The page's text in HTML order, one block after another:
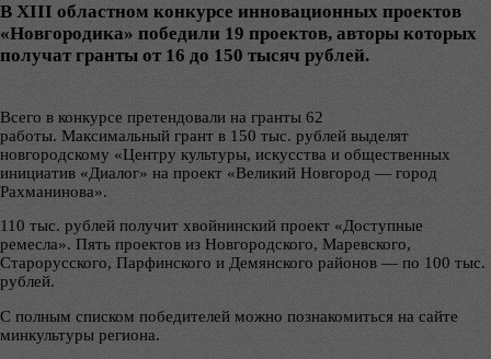
В XIII областном конкурсе инновационных проектов
«Новгородика» победили 19 проектов, авторы которых
получат гранты от 16 до 150 тысяч рублей.
Всего в конкурсе претендовали на гранты 62
работы. Максимальный грант в 150 тыс. рублей выделят
новгородскому «Центру культуры, искусства и общественных
инициатив «Диалог» на проект «Великий Новгород — город
Рахманинова».
110 тыс. рублей получит хвойнинский проект «Доступные
ремесла». Пять проектов из Новгородского, Маревского,
Старорусского, Парфинского и Демянского районов — по 100 тыс.
рублей.
С полным списком победителей можно познакомиться на сайте
минкультуры региона.